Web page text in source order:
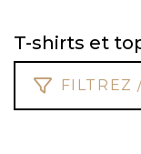
T-shirts et
FILTREZ